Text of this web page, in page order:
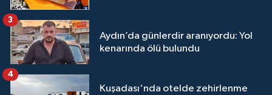
Aydın’da günlerdir aranıyordu: Yol
kenarında ölü bulundu
3
Kuşadası'nda otelde zehirlenme
4